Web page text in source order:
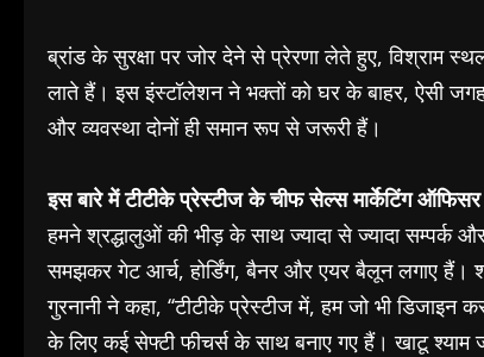
ब्रांड के सुरक्षा पर जोर देने से प्रेरणा लेते हुए, विश्राम
लाते हैं। इस इंस्टॉलेशन ने भक्तों को घर के बाहर, ऐसी
और व्यवस्था दोनों ही समान रूप से जरूरी हैं।
इस बारे में टीटीके प्रेस्टीज के चीफ सेल्स मार्केटिंग
हमने श्रद्धालुओं की भीड़ के साथ ज्यादा से ज्यादा सम्पर्क
समझकर गेट आर्च, होर्डिंग, बैनर और एयर बैलून लगाए हैं।
गुरनानी ने कहा, ‘‘टीटीके प्रेस्टीज में, हम जो भी
के लिए कई सेफ्टी फीचर्स के साथ बनाए गए हैं। खाटू